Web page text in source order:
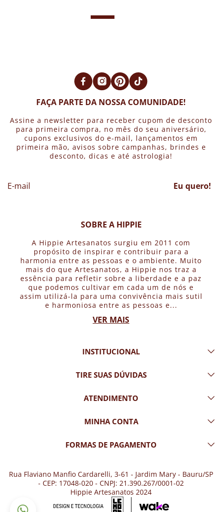
FAÇA PARTE DA NOSSA COMUNIDADE!
Assine a newsletter para receber cupom de desconto
para primeira compra, no mês do seu aniversário,
cupons exclusivos do e-mail, lançamentos em
primeira mão, avisos sobre campanhas, brindes e
desconto, dicas e até astrologia!
Eu quero!
SOBRE A HIPPIE
A Hippie Artesanatos surgiu em 2011 com
propósito de inspirar e contribuir para a
harmonia entre as pessoas e o ambiente. Muito
mais do que Artesanatos, a Hippie nos traz a
essência para refletir sobre a liberdade e a paz
que podemos cultivar em cada um de nós e
assim utilizá-la para uma convivência mais sutil
e harmoniosa entre as pessoas e...
VER MAIS
INSTITUCIONAL
TIRE SUAS DÚVIDAS
ATENDIMENTO
MINHA CONTA
FORMAS DE PAGAMENTO
Rua Flaviano Manfio Cardarelli, 3-61 - Jardim Mary - Bauru/SP
- CEP: 17048-020 - CNPJ: 21.390.267/0001-02
Hippie Artesanatos 2024